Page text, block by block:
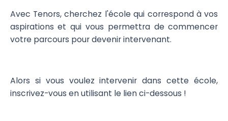
Avec Tenors, cherchez l'école qui correspond à vos
aspirations et qui vous permettra de commencer
votre parcours pour devenir intervenant.
Alors si vous voulez intervenir dans cette école,
inscrivez-vous en utilisant le lien ci-dessous !